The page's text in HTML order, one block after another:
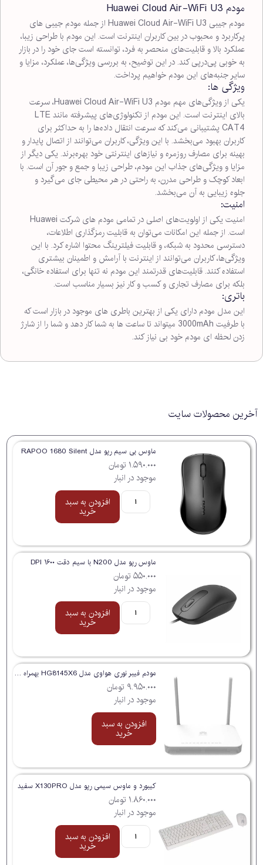
مودم Huawei Cloud Air-WiFi U3
مودم جیبی Huawei Cloud Air-WiFi U3 از جمله مودم جیبی های
پرکاربرد و محبوب در بین کاربران اینترنت است. این مودم با طراحی زیبا،
عملکرد بالا و قابلیت‌های منحصر به فرد، توانسته است جای خود را در بازار
به خوبی پی‌درپی کند. در این توضیح، به بررسی ویژگی‌ها، عملکرد، مزایا و
سایر جنبه‌های این مودم خواهیم پرداخت.
ویژگی ها:
یکی از ویژگی‌های مهم مودم Huawei Cloud Air-WiFi U3، سرعت
بالای اینترنت است. این مودم از تکنولوژی‌های پیشرفته مانند LTE
CAT4 پشتیبانی می‌کند که سرعت انتقال داده‌ها را به حداکثر برای
کاربران بهبود می‌بخشد. با این ویژگی، کاربران می‌توانند از اتصال پایدار و
بهینه برای مصارف روزمره و نیازهای اینترنتی خود بهره‌برند. یکی دیگر از
مزایا و ویژگی‌های جذاب این مودم، طراحی زیبا و جمع و جور آن است. با
ابعاد کوچک و طراحی مدرن، به راحتی در هر محیطی جای می‌گیرد و
جلوه زیبایی به آن می‌بخشد.
امنیت:
امنیت یکی از اولویت‌های اصلی در تمامی مودم های شرکت Huawei
است. از جمله این امکانات می‌توان به قابلیت رمزگذاری اطلاعات،
دسترسی محدود به شبکه، و قابلیت فیلترینگ محتوا اشاره کرد. با این
ویژگی‌ها، کاربران می‌توانند از اینترنت با آرامش و اطمینان بیشتری
استفاده کنند. قابلیت‌های قدرتمند این مودم نه تنها برای استفاده خانگی،
بلکه برای مصارف تجاری و کسب و کار نیز بسیار مناسب است.
باتری:
این مدل مودم دارای یکی از بهترین باطری های موجود در بازار است که
با طرفیت 3000mAh میتواند تا ساعت ها به شما کار دهد و شما را از شارژ
زدن لحظه ای مودم خود بی نیاز کند.
آخرین محصولات سایت
ماوس بی سیم رپو مدل RAPOO 1680 Silent
۱.۵۹۰.۰۰۰ تومان
موجود در انبار
افزودن به سبد
خرید
ماوس رپو مدل N200 با سیم دقت ۱۶۰۰ DPI
۵۵۰.۰۰۰ تومان
موجود در انبار
افزودن به سبد
خرید
مودم فیبر نوری هواوی مدل HG8145X6 بهمراه کابل پچ کورد
۹.۹۵۰.۰۰۰ تومان
موجود در انبار
افزودن به سبد
خرید
کیبورد و ماوس سیمی رپو مدل X130PRO سفید
۱.۸۶۰.۰۰۰ تومان
موجود در انبار
افزودن به سبد
خرید